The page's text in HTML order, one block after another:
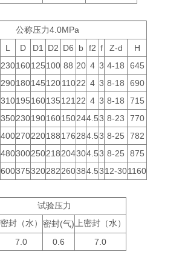
公称压力4.0MPa
L D D1 D2 D6 b f2 f Z-d
H
230160125100 88 20 4 3 4-18
645
29018014512011022 4 3 8-18
690
310195160135121 22 4 3 8-18
715
350230190160150244.53 8-23
770
400270220188176284.53 8-25
782
480300250218204304.53 8-25
875
600375320282260384.5312-301160
试验压力
密封（水） 密封(气)上密封（水）
7.0 0.6 7.0